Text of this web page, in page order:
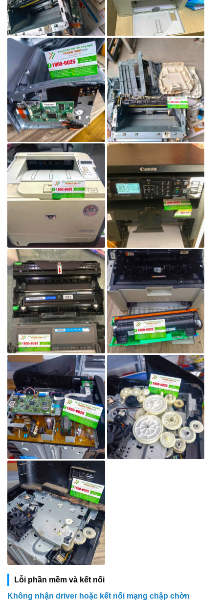
Lỗi phần mềm và kết nối
Không nhận driver hoặc kết nối mạng chập chờn